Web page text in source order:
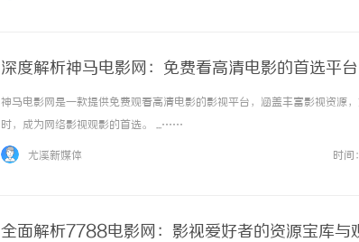
深度解析神马电影网：免费看高清电影的首选平台
神马电影网是一款提供免费观看高清电影的影视平台，涵盖丰富影视资源
时，成为网络影视观影的首选。 ...……
尤溪新媒体 时
全面解析7788电影网：影视爱好者的资源宝库与